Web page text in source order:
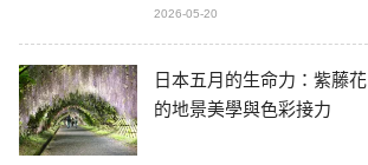
2026-05-20
日本五月的生命力：紫藤花
的地景美學與色彩接力